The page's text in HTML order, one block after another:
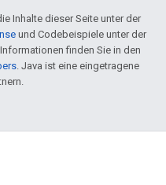
Inhalte dieser Seite unter der
und Codebeispiele unter der
finden Sie in den
. Java ist eine eingetragene